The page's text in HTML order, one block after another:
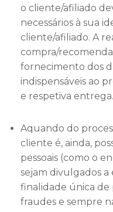
o cliente/afiliado
necessários à sua
cliente/afiliado. A
compra/
fornecimento dos
indispensáveis ao
e respetiva entrega.
Aquando do
cliente é, ainda,
pessoais (como o
sejam divulgados a
finalidade única
fraudes e sempre